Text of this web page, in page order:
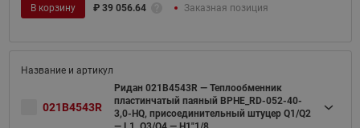
В корзину ₽ 39 056.64 Заказная позиция
021B4543R
Ридан 021B4543R — Теплообменник
пластинчатый паяный BPHE_RD-052-40-
3,0-HQ, присоединительный штуцер Q1/Q2